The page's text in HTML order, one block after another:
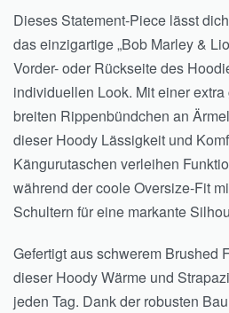
Dieses Statement-Piece lässt
das einzigartige „Bob Marley &
Vorder- oder Rückseite des
individuellen Look. Mit einer
breiten Rippenbündchen an
dieser Hoody Lässigkeit und
Kängurutaschen verleihen
während der coole Oversize-Fit
Schultern für eine markante
Gefertigt aus schwerem Brushed
dieser Hoody Wärme und
jeden Tag. Dank der robusten